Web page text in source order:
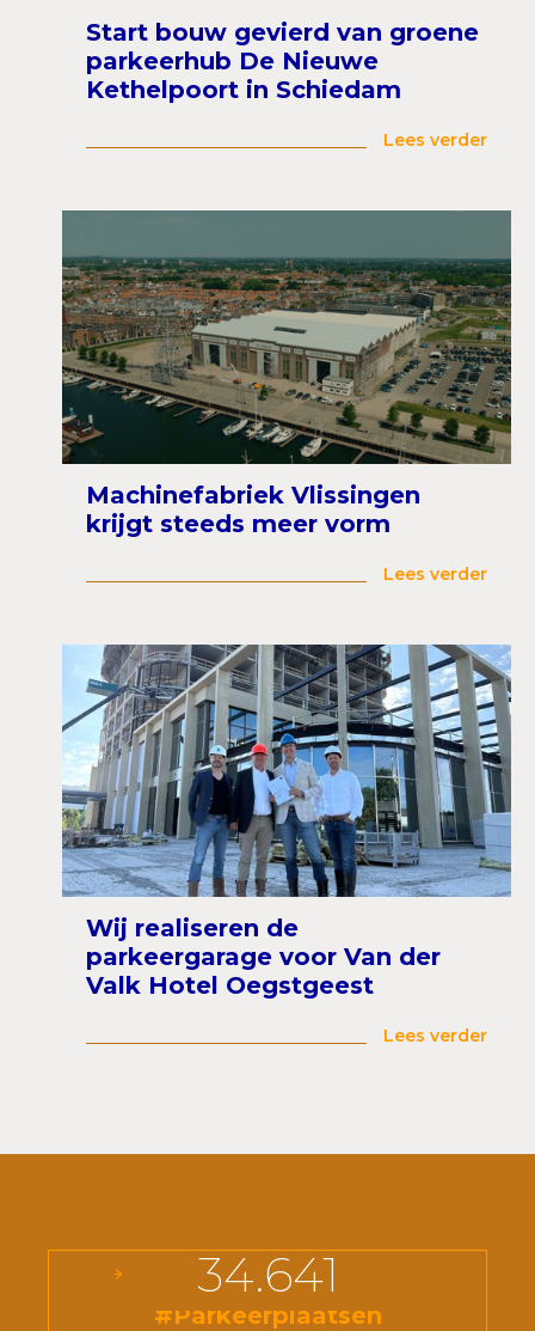
Start bouw gevierd van groene
parkeerhub De Nieuwe
Kethelpoort in Schiedam
Lees verder
Machinefabriek Vlissingen
krijgt steeds meer vorm
Lees verder
Wij realiseren de
parkeergarage voor Van der
Valk Hotel Oegstgeest
Lees verder
#Parkeerplaatsen
34.641